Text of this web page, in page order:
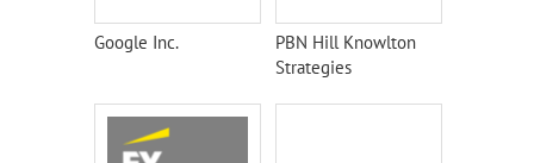
Google Inc.
PBN Hill Knowlton
Strategies